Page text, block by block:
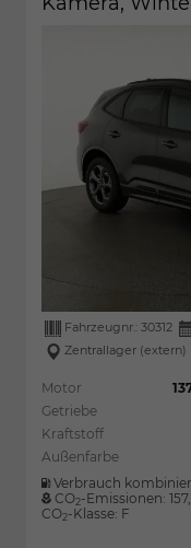
Fahrzeugnr.: 30312
Zentrallager (extern)
Motor
Getriebe
Kraftstoff
Außenfarbe
Verbrauch
CO2-Emissionen:
CO2-Klasse: F